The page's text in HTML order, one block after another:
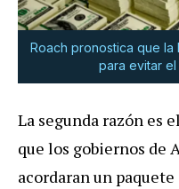
Roach pronostica que la
para evitar
La segunda razón es el
que los gobiernos de
acordaran un